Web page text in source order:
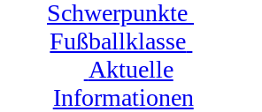
Schwerpunkte
Fußballklasse
Aktuelle
Informationen